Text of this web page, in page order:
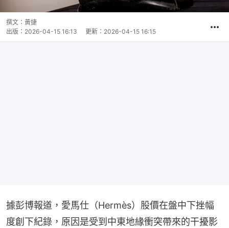
撰文： 黃捷
出版： 2026-04-15 16:13 更新： 2026-04-15 16:15
據彭博報道，愛馬仕（Hermès）股價在盤中下挫幅
度創下紀錄，原因是受到中東地緣衝突帶來的干擾影